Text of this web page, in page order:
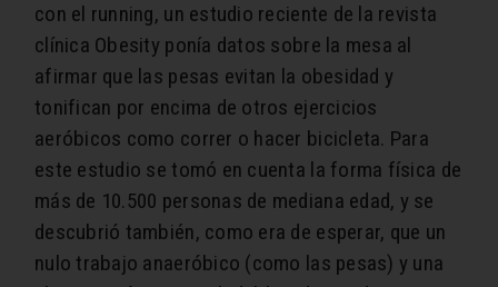
con el running, un estudio reciente de la revista
clínica Obesity ponía datos sobre la mesa al
afirmar que las pesas evitan la obesidad y
tonifican por encima de otros ejercicios
aeróbicos como correr o hacer bicicleta. Para
este estudio se tomó en cuenta la forma física de
más de 10.500 personas de mediana edad, y se
descubrió también, como era de esperar, que un
nulo trabajo anaeróbico (como las pesas) y una